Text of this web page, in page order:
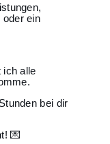
oder ein
ich alle
bei dir
💌